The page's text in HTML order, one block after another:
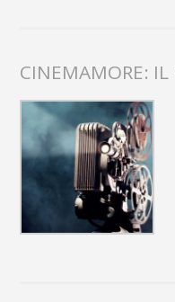
CINEMAMORE: IL